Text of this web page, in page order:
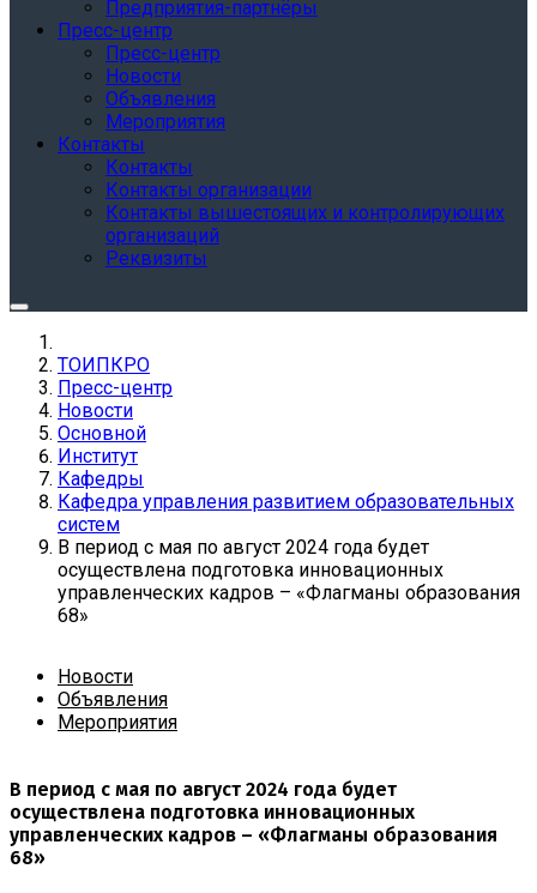
Предприятия-партнёры
Пресс-центр
Пресс-центр
Новости
Объявления
Мероприятия
Контакты
Контакты
Контакты организации
Контакты вышестоящих и контролирующих
организаций
Реквизиты
ТОИПКРО
Пресс-центр
Новости
Основной
Институт
Кафедры
Кафедра управления развитием образовательных
систем
В период с мая по август 2024 года будет
осуществлена подготовка инновационных
управленческих кадров – «Флагманы образования
68»
Новости
Объявления
Мероприятия
В период с мая по август 2024 года будет
осуществлена подготовка инновационных
управленческих кадров – «Флагманы образования
68»